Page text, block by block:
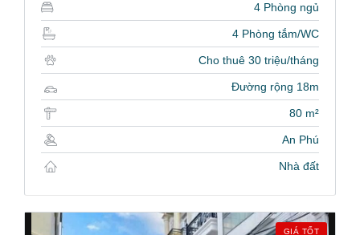
4 Phòng ngủ
4 Phòng tắm/WC
Cho thuê 30 triệu/tháng
Đường rộng 18m
80 m²
An Phú
Nhà đất
GIÁ TỐT